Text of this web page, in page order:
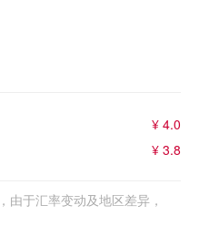
¥ 4.0
¥ 3.8
由于汇率变动及地区差异，